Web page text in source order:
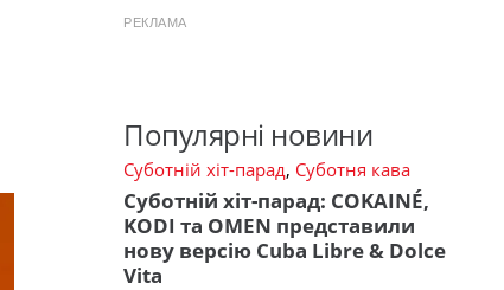
РЕКЛАМА
Популярні новини
Суботній хіт-парад, Суботня кава
Суботній хіт-парад: COKAINÉ,
KODI та OMEN представили
нову версію Cuba Libre & Dolce
Vita